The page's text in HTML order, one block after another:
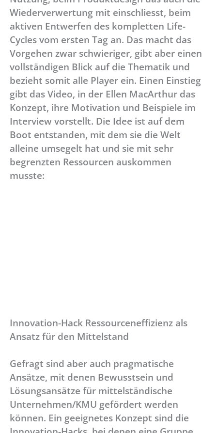
Wiederverwertung mit einschliesst, beim
aktiven Entwerfen des kompletten Life-
Cycles vom ersten Tag an. Das macht das
Vorgehen zwar schwieriger, gibt aber einen
vollständigen Blick auf die Thematik und
bezieht somit alle Player ein. Einen Einstieg
gibt das Video, in der Ellen MacArthur das
Konzept, ihre Motivation und Beispiele im
Interview vorstellt. Die Idee ist auf dem
Boot entstanden, mit dem sie die Welt
alleine umsegelt hat und sie mit sehr
begrenzten Ressourcen auskommen
musste:
Innovation-Hack Ressourceneffizienz als
Ansatz für den Mittelstand
Gefragt sind aber auch pragmatische
Ansätze, mit denen Bewusstsein und
Lösungsansätze für mittelständische
Unternehmen/KMU gefördert werden
können. Ein geeignetes Konzept sind die